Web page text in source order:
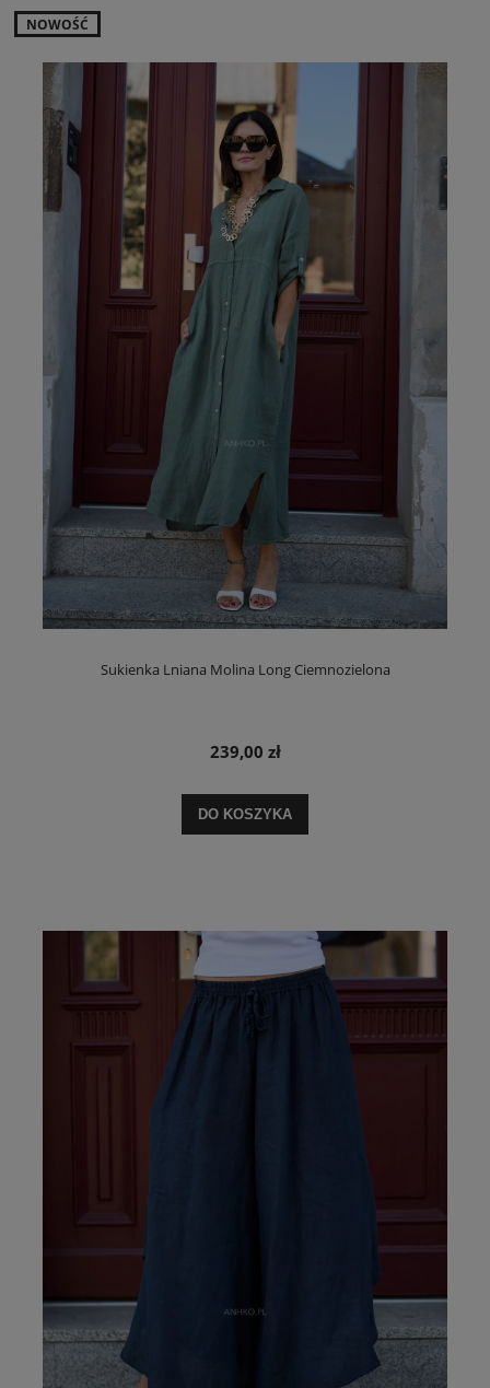
Sukienka Lniana Molina Long Ciemnozielona
239,00 zł
DO KOSZYKA
NOWOŚĆ